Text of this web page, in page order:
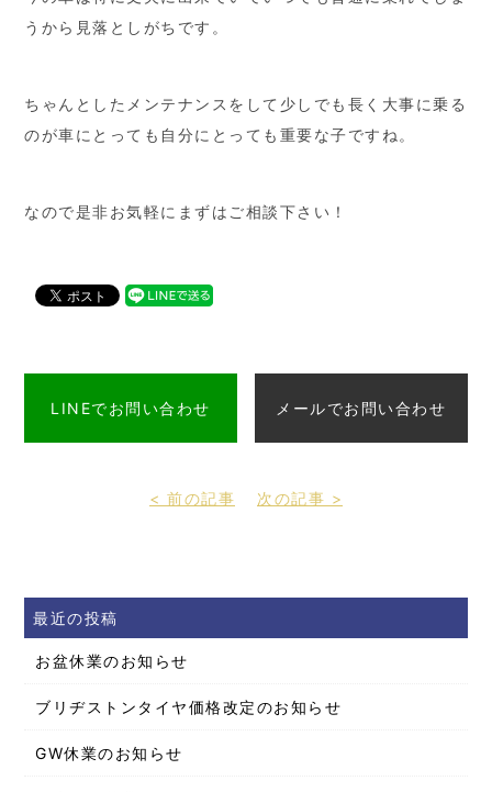
うから見落としがちです。
ちゃんとしたメンテナンスをして少しでも長く大事に乗る
のが車にとっても自分にとっても重要な子ですね。
なので是非お気軽にまずはご相談下さい！
LINEでお問い合わせ メールでお問い合わせ
< 前の記事 次の記事 >
最近の投稿
お盆休業のお知らせ
ブリヂストンタイヤ価格改定のお知らせ
GW休業のお知らせ